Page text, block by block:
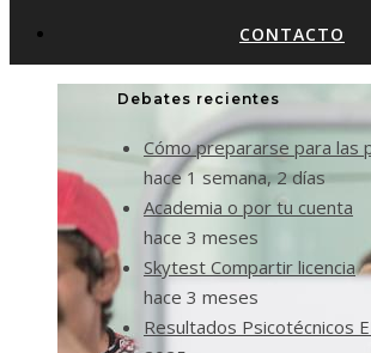
CONTACTO
Debates recientes
Cómo prepararse para las
hace 1 semana, 2 días
Academia o por tu cuenta
hace 3 meses
Skytest Compartir licencia
hace 3 meses
Resultados Psicotécnicos